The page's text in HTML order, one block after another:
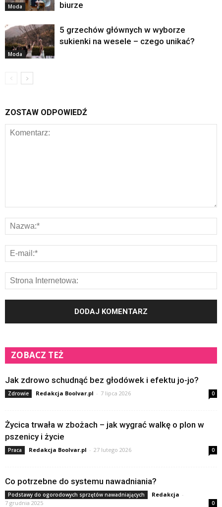
Moda biurze
Moda
5 grzechów głównych w wyborze
sukienki na wesele – czego unikać?
ZOSTAW ODPOWIEDŹ
ZOBACZ TEŻ
Jak zdrowo schudnąć bez głodówek i efektu jo-jo?
Zdrowie Redakcja Boolvar.pl - 7 lipca 2026 0
Życica trwała w zbożach – jak wygrać walkę o plon w
pszenicy i życie
Praca Redakcja Boolvar.pl - 27 lutego 2026 0
Co potrzebne do systemu nawadniania?
Podstawy do ogorodowych sprzętów nawadniających Redakcja -
7 grudnia 2025
0